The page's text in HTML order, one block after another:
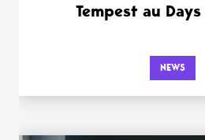
Tempest au
NEWS